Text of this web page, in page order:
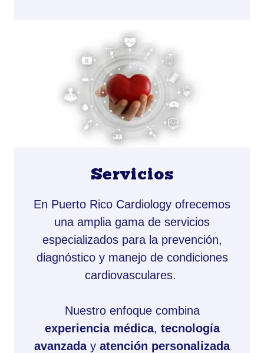
Servicios
En Puerto Rico Cardiology ofrecemos
una amplia gama de servicios
especializados para la prevención,
diagnóstico y manejo de condiciones
cardiovasculares.
Nuestro enfoque combina
experiencia médica, tecnología
avanzaday atención personalizada